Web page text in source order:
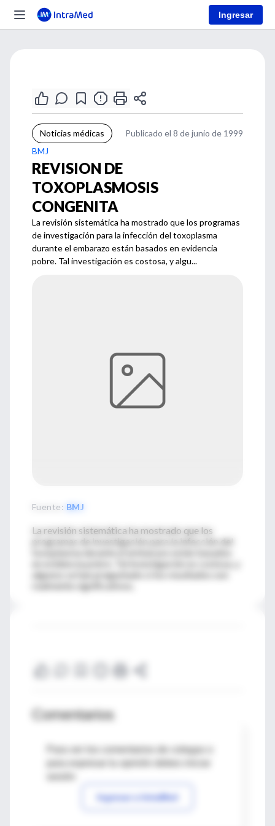
Ingresar
Noticias médicas
Publicado el 8 de junio de 1999
BMJ
REVISION DE
TOXOPLASMOSIS
CONGENITA
La revisión sistemática ha mostrado que los programas
de investigación para la infección del toxoplasma
durante el embarazo están basados en evidencia
pobre. Tal investigación es costosa, y algu...
Fuente: BMJ
La revisión sistemática ha mostrado que los
programas de investigación para la infección del
algunos se han preguntado si los resultados son
Comentarios
Para ver los comentarios de colegas o
Ingresar a IntraMed